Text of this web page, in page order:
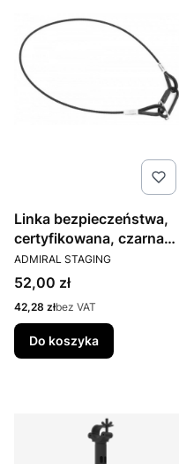
Linka bezpieczeństwa,
certyfikowana, czarna
60 cm 3 mm
PRODUCENT
ADMIRAL STAGING
Cena
52,00 zł
Cena
42,28 złbez VAT
Do koszyka